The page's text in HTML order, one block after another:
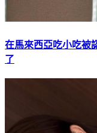
在馬來西亞吃小吃被
了